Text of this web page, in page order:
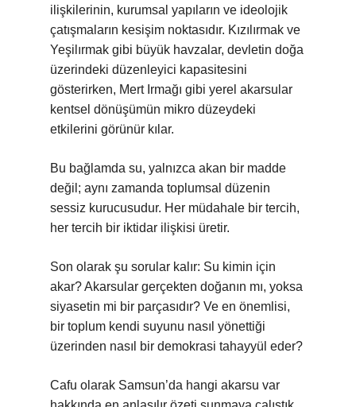
ilişkilerinin, kurumsal yapıların ve ideolojik
çatışmaların kesişim noktasıdır. Kızılırmak ve
Yeşilırmak gibi büyük havzalar, devletin doğa
üzerindeki düzenleyici kapasitesini
gösterirken, Mert Irmağı gibi yerel akarsular
kentsel dönüşümün mikro düzeydeki
etkilerini görünür kılar.
Bu bağlamda su, yalnızca akan bir madde
değil; aynı zamanda toplumsal düzenin
sessiz kurucusudur. Her müdahale bir tercih,
her tercih bir iktidar ilişkisi üretir.
Son olarak şu sorular kalır: Su kimin için
akar? Akarsular gerçekten doğanın mı, yoksa
siyasetin mi bir parçasıdır? Ve en önemlisi,
bir toplum kendi suyunu nasıl yönettiği
üzerinden nasıl bir demokrasi tahayyül eder?
Cafu olarak Samsun’da hangi akarsu var